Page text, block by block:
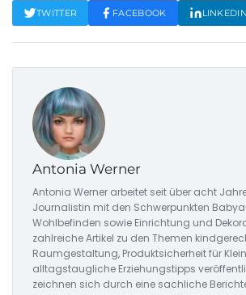
TWITTER FACEBOOK LINKEDIN
Antonia Werner
Antonia Werner arbeitet seit über acht
Journalistin mit den Schwerpunkten
Wohlbefinden sowie Einrichtung und
zahlreiche Artikel zu den Themen
Raumgestaltung, Produktsicherheit für
alltagstaugliche Erziehungstipps
zeichnen sich durch eine sachliche